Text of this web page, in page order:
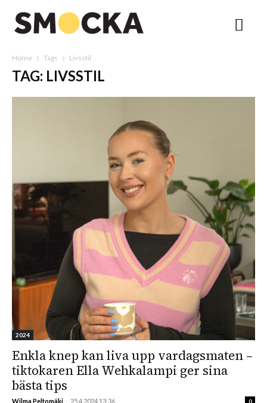
Home Tags Livsstil
TAG: LIVSSTIL
2024
Enkla knep kan liva upp vardagsmaten –
tiktokaren Ella Wehkalampi ger sina
bästa tips
Wilma Peltomäki - 25.4.2024 13:36 0